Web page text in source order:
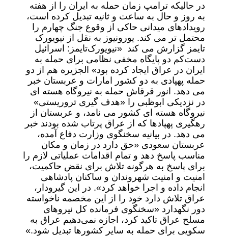
در حالیکه ترامپ زمان حمله به ایران را از هفته
به روز و حال به ساعت و ثانیه تبدیل کرده است،
رویدادهای میدانی حاکی از وقوع جنگ چهارم را
محتمل تر می کند. یورونیوز به نقل از نیویورک
تایمز گزارش می کند «نیویورک‌تایمز: اسرائیل
دست‌کم دو پایگاه مخفی نظامی برای حمله به
ایران در عراق ایجاد کرده بود» الجزیره هم از دو
حمله پهپادی به دو کشور امارات و عربستان خبر
می دهد. انور قرقاش حمله به نیروگاه هسته ای
در نزدیکی ابوظبی را «هدف گیری تروریستی»
نیروگاه هسته ای کشور می نامد، و عربستان از
رهگیری پهپادها که از عراق پرتاب شده بودند خبر
می دهد. در بیانیه سخنگوی وزارت دفاع آمده،
عربستان سعودی «حق دارد در زمان و مکان
مناسب پاسخ دهد و تمام اقدامات عملیاتی لازم را
برای پاسخ به هرگونه تلاش برای نقض حاکمیت،
امنیت و امنیت شهروندان و ساکنان پادشاهی
انجام داده و اجرا خواهد کرد». در این گیرودار،
عراق تلاش دارد خود را از این مخصمه ناخواسته
دور نگهدارد «سخنگوی فرمانده کل نیروهای
مسلح عراق تاکید کرد، اجازه نمی‌دهیم عراق به
سکویی برای حمله به سایر کشورها تبدیل شود.»